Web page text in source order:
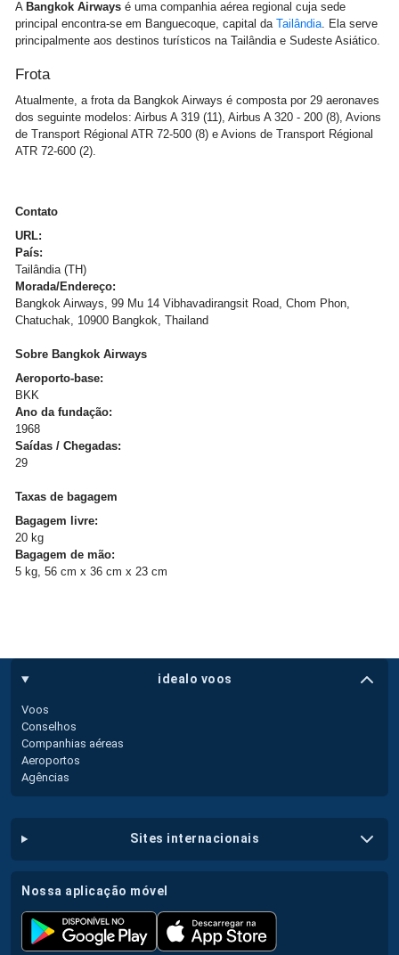
A Bangkok Airways é uma companhia aérea regional cuja sede
principal encontra-se em Banguecoque, capital da Tailândia . Ela serve
principalmente aos destinos turísticos na Tailândia e Sudeste Asiático.
Frota
Atualmente, a frota da Bangkok Airways é composta por 29 aeronaves
dos seguinte modelos: Airbus A 319 (11), Airbus A 320 - 200 (8), Avions
de Transport Régional ATR 72-500 (8) e Avions de Transport Régional
ATR 72-600 (2).
Contato
URL:
País:
Tailândia (TH)
Morada/Endereço:
Bangkok Airways, 99 Mu 14 Vibhavadirangsit Road, Chom Phon,
Chatuchak, 10900 Bangkok, Thailand
Sobre Bangkok Airways
Aeroporto-base:
BKK
Ano da fundação:
1968
Saídas / Chegadas:
29
Taxas de bagagem
Bagagem livre:
20 kg
Bagagem de mão:
5 kg, 56 cm x 36 cm x 23 cm
idealo voos
Voos
Conselhos
Companhias aéreas
Aeroportos
Agências
sites internacionais
nossa aplicação móvel